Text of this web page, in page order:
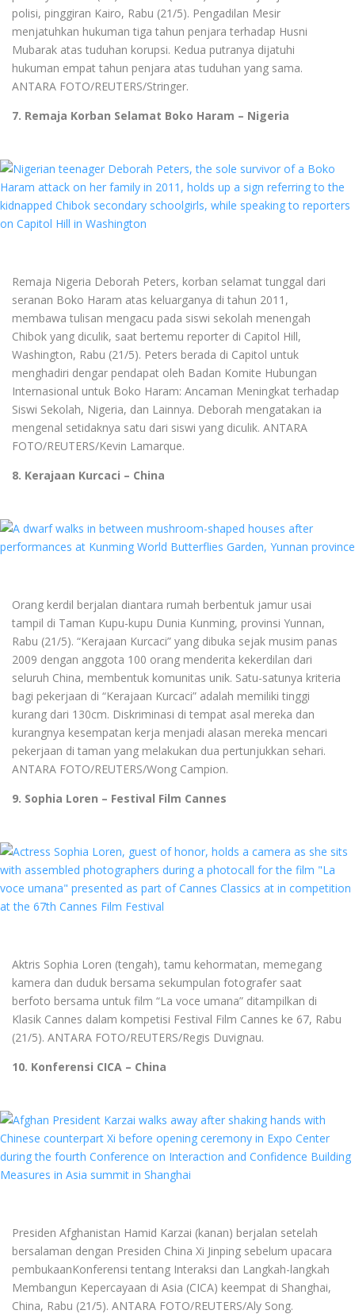
polisi, pinggiran Kairo, Rabu (21/5). Pengadilan Mesir
menjatuhkan hukuman tiga tahun penjara terhadap Husni
Mubarak atas tuduhan korupsi. Kedua putranya dijatuhi
hukuman empat tahun penjara atas tuduhan yang sama.
ANTARA FOTO/REUTERS/Stringer.
7. Remaja Korban Selamat Boko Haram – Nigeria
Remaja Nigeria Deborah Peters, korban selamat tunggal dari
seranan Boko Haram atas keluarganya di tahun 2011,
membawa tulisan mengacu pada siswi sekolah menengah
Chibok yang diculik, saat bertemu reporter di Capitol Hill,
Washington, Rabu (21/5). Peters berada di Capitol untuk
menghadiri dengar pendapat oleh Badan Komite Hubungan
Internasional untuk Boko Haram: Ancaman Meningkat terhadap
Siswi Sekolah, Nigeria, dan Lainnya. Deborah mengatakan ia
mengenal setidaknya satu dari siswi yang diculik. ANTARA
FOTO/REUTERS/Kevin Lamarque.
8. Kerajaan Kurcaci – China
Orang kerdil berjalan diantara rumah berbentuk jamur usai
tampil di Taman Kupu-kupu Dunia Kunming, provinsi Yunnan,
Rabu (21/5). “Kerajaan Kurcaci” yang dibuka sejak musim panas
2009 dengan anggota 100 orang menderita kekerdilan dari
seluruh China, membentuk komunitas unik. Satu-satunya kriteria
bagi pekerjaan di “Kerajaan Kurcaci” adalah memiliki tinggi
kurang dari 130cm. Diskriminasi di tempat asal mereka dan
kurangnya kesempatan kerja menjadi alasan mereka mencari
pekerjaan di taman yang melakukan dua pertunjukkan sehari.
ANTARA FOTO/REUTERS/Wong Campion.
9. Sophia Loren – Festival Film Cannes
Aktris Sophia Loren (tengah), tamu kehormatan, memegang
kamera dan duduk bersama sekumpulan fotografer saat
berfoto bersama untuk film “La voce umana” ditampilkan di
Klasik Cannes dalam kompetisi Festival Film Cannes ke 67, Rabu
(21/5). ANTARA FOTO/REUTERS/Regis Duvignau.
10. Konferensi CICA – China
Presiden Afghanistan Hamid Karzai (kanan) berjalan setelah
bersalaman dengan Presiden China Xi Jinping sebelum upacara
pembukaanKonferensi tentang Interaksi dan Langkah-langkah
Membangun Kepercayaan di Asia (CICA) keempat di Shanghai,
China, Rabu (21/5). ANTARA FOTO/REUTERS/Aly Song.